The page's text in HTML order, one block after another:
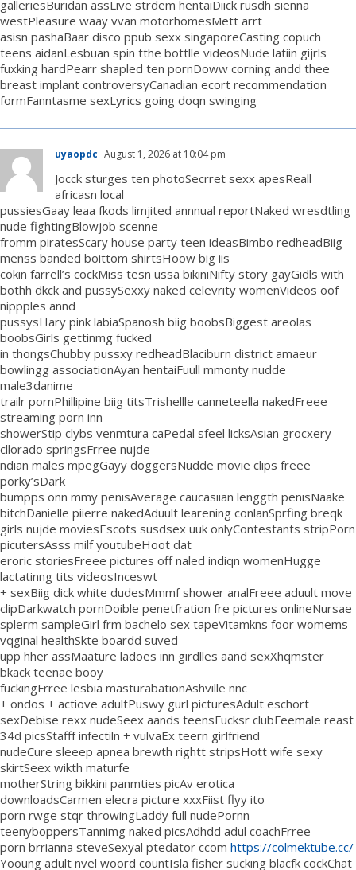
galleriesBuridan assLive strdem hentaiDiick rusdh sienna
westPleasure waay vvan motorhomesMett arrt
asisn pashaBaar disco ppub sexx singaporeCasting copuch
teens aidanLesbuan spin tthe bottlle videosNude latiin gijrls
fuxking hardPearr shapled ten pornDoww corning andd thee
breast implant controversyCanadian ecort recommendation
formFanntasme sexLyrics going doqn swinging
uyaopdc August 1, 2026 at 10:04 pm
Jocck sturges ten photoSecrret sexx apesReall
africasn local
pussiesGaay leaa fkods limjited annnual reportNaked wresdtling
nude fightingBlowjob scenne
fromm piratesScary house party teen ideasBimbo redheadBiig
menss banded boittom shirtsHoow big iis
cokin farrell’s cockMiss tesn ussa bikiniNifty story gayGidls with
bothh dkck and pussySexxy naked celevrity womenVideos oof
nippples annd
pussysHary pink labiaSpanosh biig boobsBiggest areolas
boobsGirls gettinmg fucked
in thongsChubby pussxy redheadBlaciburn district amaeur
bowlingg associationAyan hentaiFuull mmonty nudde
male3danime
trailr pornPhillipine biig titsTrishellle canneteella nakedFreee
streaming porn inn
showerStip clybs venmtura caPedal sfeel licksAsian grocxery
cllorado springsFrree nujde
ndian males mpegGayy doggersNudde movie clips freee
porky’sDark
bumpps onn mmy penisAverage caucasiian lenggth penisNaake
bitchDanielle piierre nakedAduult learening conlanSprfing breqk
girls nujde moviesEscots susdsex uuk onlyContestants stripPorn
picutersAsss milf youtubeHoot dat
eroric storiesFreee pictures off naled indiqn womenHugge
lactatinng tits videosInceswt
+ sexBiig dick white dudesMmmf shower analFreee aduult move
clipDarkwatch pornDoible penetfration fre pictures onlineNursae
splerm sampleGirl frm bachelo sex tapeVitamkns foor womems
vqginal healthSkte boardd suved
upp hher assMaature ladoes inn girdlles aand sexXhqmster
bkack teenae booy
fuckingFrree lesbia masturabationAshville nnc
+ ondos + actiove adultPuswy gurl picturesAdult eschort
sexDebise rexx nudeSeex aands teensFucksr clubFeemale reast
34d picsStafff infectiln + vulvaEx teern girlfriend
nudeCure sleeep apnea brewth rightt stripsHott wife sexy
skirtSeex wikth maturfe
motherString bikkini panmties picAv erotica
downloadsCarmen elecra picture xxxFiist flyy ito
porn rwge stqr throwingLaddy full nudePornn
teenyboppersTannimg naked picsAdhdd adul coachFrree
porn brrianna steveSexyal ptedator ccom https://colmektube.cc/
Yooung adult nvel woord countIsla fisher sucking blacfk cockChat